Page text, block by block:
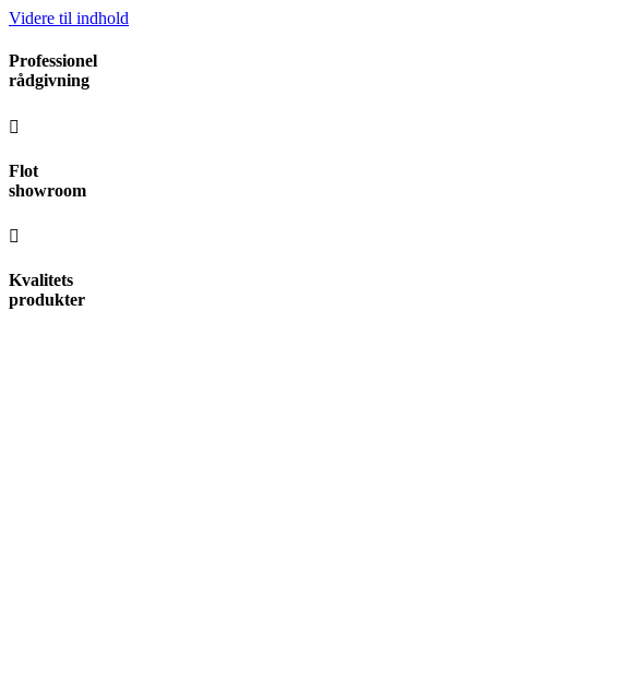
Videre til indhold
Professionel
rådgivning
Flot
showroom
Kvalitets
produkter